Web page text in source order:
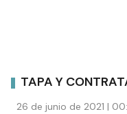
TAPA Y
26 de junio de 2021 |